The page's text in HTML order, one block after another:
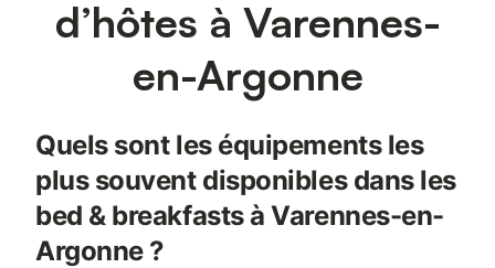
d’hôtes à Varennes-
en-Argonne
Quels sont les équipements les
plus souvent disponibles dans les
bed & breakfasts à Varennes-en-
Argonne ?